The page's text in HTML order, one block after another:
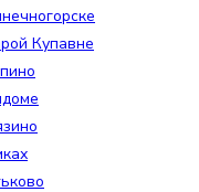
Купавне